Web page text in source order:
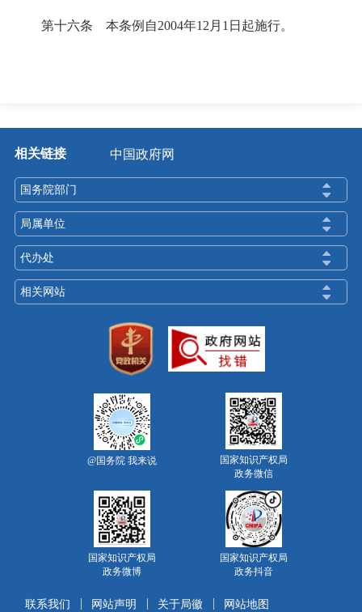
第十六条 本条例自2004年12月1日起施行。
相关链接 中国政府网
国务院部门
局属单位
代办处
相关网站
@国务院 我来说
国家知识产权局
政务微信
国家知识产权局
政务微博
国家知识产权局
政务抖音
联系我们 网站声明 关于局徽 网站地图